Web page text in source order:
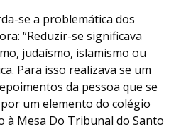
se a problemática dos
“Reduzir-se significava
judaísmo, islamismo ou
Para isso realizava se um
da pessoa que se
um elemento do colégio
à Mesa Do Tribunal do Santo